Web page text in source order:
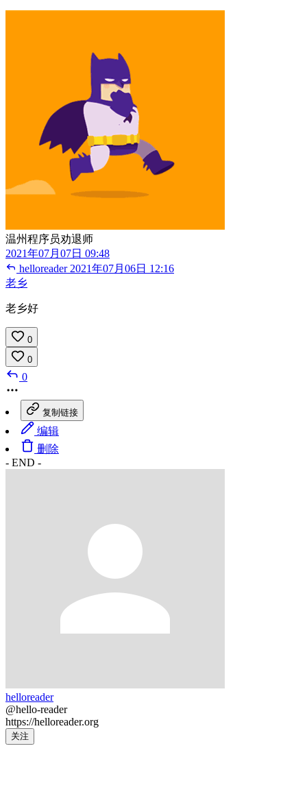
温州程序员劝退师
2021年07月07日 09:48
helloreader 2021年07月06日 12:16
老乡
老乡好
0
0
0
复制链接
编辑
删除
- END -
helloreader
@hello-reader
https://helloreader.org
关注